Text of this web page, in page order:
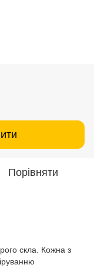
Порівняти
скла. Кожна з